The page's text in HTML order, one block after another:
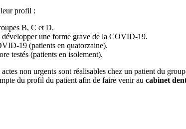
leur profil :
B, C et D.
développer une forme grave de la COVID-19.
19 (patients en quatorzaine).
testés (patients en isolement).
non urgents sont réalisables chez un patient du
du profil du patient afin de faire venir au cabinet